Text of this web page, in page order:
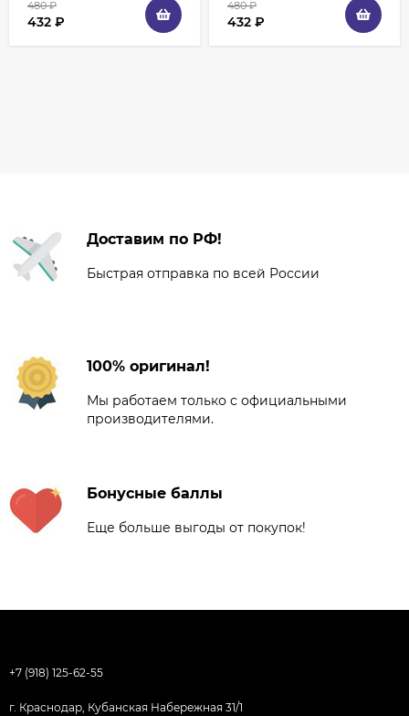
480₽
432 ₽
480₽
432 ₽
Доставим по РФ!
Быстрая отправка по всей России
100% оригинал!
Мы работаем только с официальными
производителями.
Бонусные баллы
Еще больше выгоды от покупок!
+7 (918) 125-62-55
г. Краснодар, Кубанская Набережная 31/1